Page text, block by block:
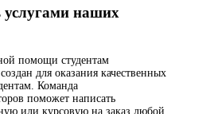
услугами наших
помощи студентам
для оказания качественных
Команда
поможет написать
или курсовую на заказ любой